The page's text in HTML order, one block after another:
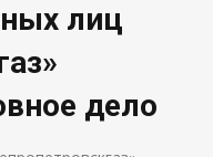
лиц
дело